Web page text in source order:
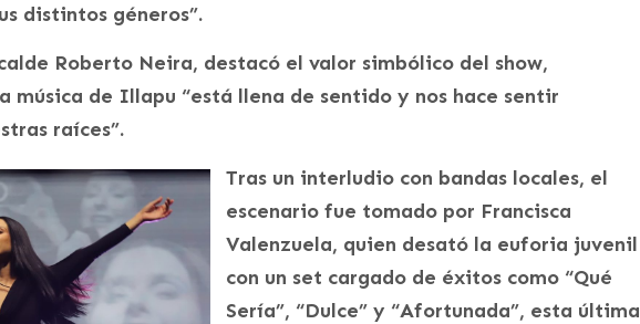
distintos géneros”.
Roberto Neira, destacó el valor simbólico del show,
música de Illapu “está llena de sentido y nos hace sentir
raíces”.
Tras un interludio con bandas locales, el
escenario fue tomado por Francisca
Valenzuela, quien desató la euforia juvenil
con un set cargado de éxitos como “Qué
Sería”, “Dulce” y “Afortunada”, esta última